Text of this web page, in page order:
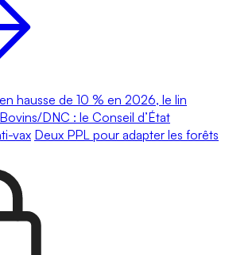
hausse de 10 % en 2026, le lin
Bovins/DNC : le Conseil d’État
vax Deux PPL pour adapter les forêts